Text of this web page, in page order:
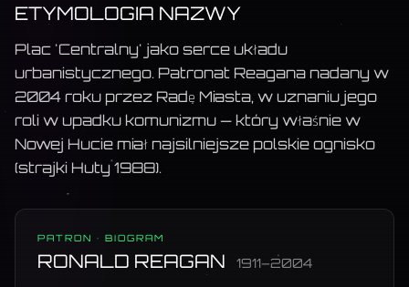
ETYMOLOGIA NAZWY
Plac 'Centralny' jako serce układu
urbanistycznego. Patronat Reagana nadany w
2004 roku przez Radę Miasta, w uznaniu jego
roli w upadku komunizmu — który właśnie w
Nowej Hucie miał najsilniejsze polskie ognisko
(strajki Huty 1988).
PATRON · BIOGRAM
RONALD REAGAN 1911–2004